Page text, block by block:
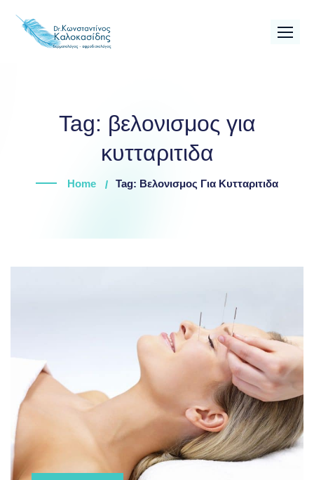
Tag: βελονισμος για
κυτταριτιδα
Home Tag: Βελονισμος Για Κυτταριτιδα